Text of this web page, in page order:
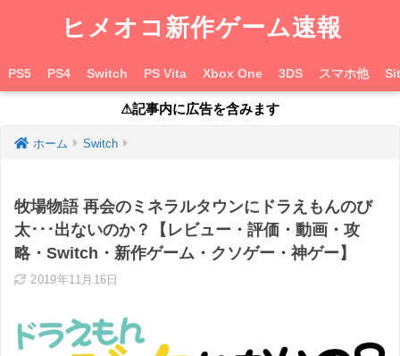
ヒメオコ新作ゲーム速報
PS5 PS4 Switch PS Vita Xbox One 3DS スマホ他
⚠︎記事内に広告を含みます
ホーム Switch
牧場物語 再会のミネラルタウンにドラえもんのび
太･･･出ないのか？【レビュー・評価・動画・攻
略・Switch・新作ゲーム・クソゲー・神ゲー】
2019年11月16日